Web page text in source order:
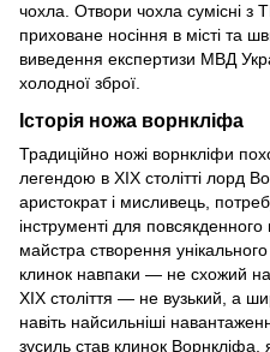
чохла. Отвори чохла сумісні
приховане носіння в місті та
виведення експертизи МВД
холодної зброї.
Історія ножа ворнкліфа
Традиційно ножі ворнкліфи
легендою в XIX столітті лорд
аристократ і мисливець,
інструменті для
майстра створення
клинок навпаки — не схожий на
XIX століття — не вузький, а
навіть найсильніші
зусиль став клинок